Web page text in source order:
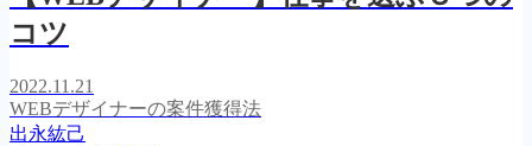
コツ
2022.11.21
WEBデザイナーの案件獲得法
出永紘己